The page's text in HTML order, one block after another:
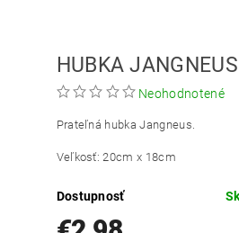
HUBKA
Neohodnotené
Prateľná hubka Jangneus.
Veľkosť: 20cm x 18cm
Dostupnosť